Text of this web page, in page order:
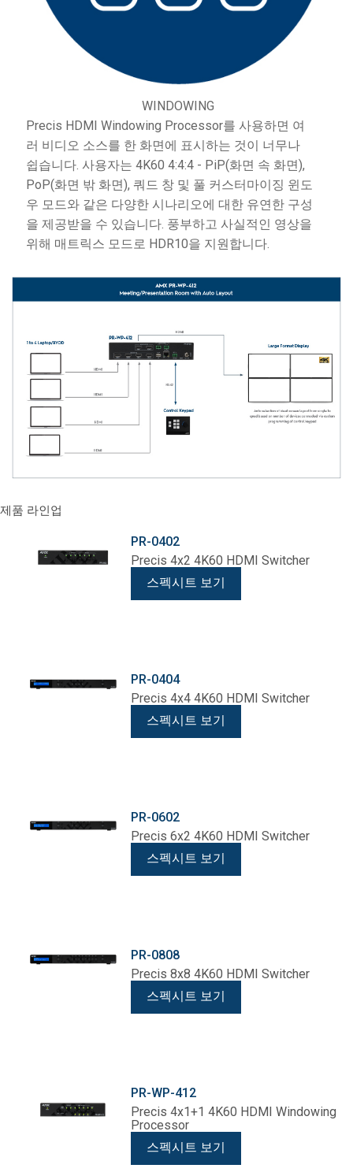
WINDOWING
Precis HDMI Windowing Processor를 사용하면 여
러 비디오 소스를 한 화면에 표시하는 것이 너무나
쉽습니다. 사용자는 4K60 4:4:4 - PiP(화면 속 화면),
PoP(화면 밖 화면), 쿼드 창 및 풀 커스터마이징 윈도
우 모드와 같은 다양한 시나리오에 대한 유연한 구성
을 제공받을 수 있습니다. 풍부하고 사실적인 영상을
위해 매트릭스 모드로 HDR10을 지원합니다.
제품 라인업
PR-0402
Precis 4x2 4K60 HDMI Switcher
스펙시트 보기
PR-0404
Precis 4x4 4K60 HDMI Switcher
스펙시트 보기
PR-0602
Precis 6x2 4K60 HDMI Switcher
스펙시트 보기
PR-0808
Precis 8x8 4K60 HDMI Switcher
스펙시트 보기
PR-WP-412
Precis 4x1+1 4K60 HDMI Windowing
Processor
스펙시트 보기